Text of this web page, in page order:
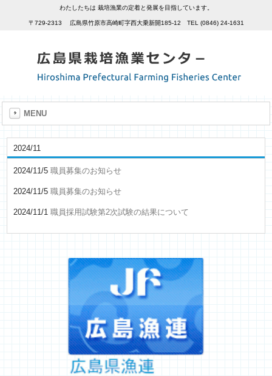
わたしたちは 栽培漁業の定着と発展を目指しています。
〒729-2313 広島県竹原市高崎町字西大乗新開185-12 TEL (0846) 24-1631
MENU
2024/11
2024/11/5 職員募集のお知らせ
2024/11/5 職員募集のお知らせ
2024/11/1 職員採用試験第2次試験の結果について